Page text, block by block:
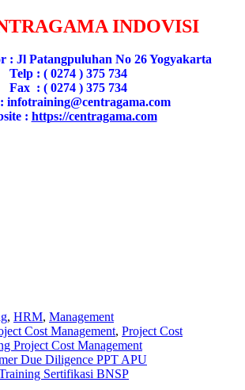
INDOVISI
: Jl Patangpuluhan No 26 Yogyakarta
Telp : ( 0274 ) 375 734
Fax : ( 0274 ) 375 734
infotraining@centragama.com
: https://centragama.com
, HRM, Management
Cost Management, Project Cost
Project Cost Management
Due Diligence PPT APU
Sertifikasi BNSP